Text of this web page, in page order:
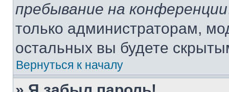
пребывание на конференции
только администраторам,
остальных вы будете
Вернуться к началу